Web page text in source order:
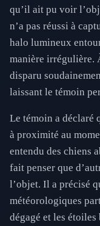
qu’il ait pu voir
n’a pas réussi à
halo lumineux
manière irrégulière.
disparu
laissant le témoin
Le témoin a déclaré
à proximité au
entendu des chiens
fait penser que
l’objet. Il a précisé
météorologiques
dégagé et les